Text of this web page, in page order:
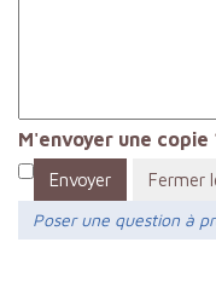
M'envoyer une copie
Envoyer
Fermer
Poser une question à